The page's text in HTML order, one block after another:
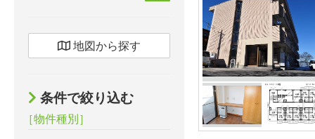
地図から探す
条件で絞り込む
［物件種別］